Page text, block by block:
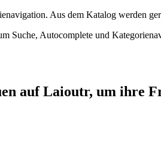
Aus dem Katalog werden
Suche, Autocomplete und
auf Laioutr, um ihre